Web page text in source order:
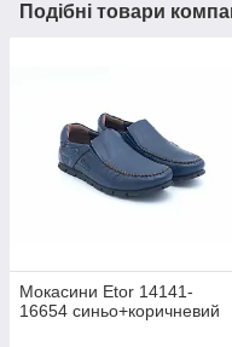
Подібні товари
Мокасини Etor 14141-
16654 синьо+коричневий